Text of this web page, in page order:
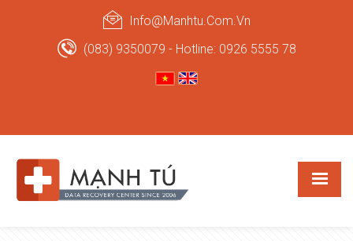
Info@manhtu.com.vn
(083) 9350079 - Hotline: 0926 5555 78